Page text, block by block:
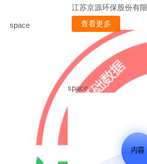
space
江苏京源环保股份有
查看更多
space